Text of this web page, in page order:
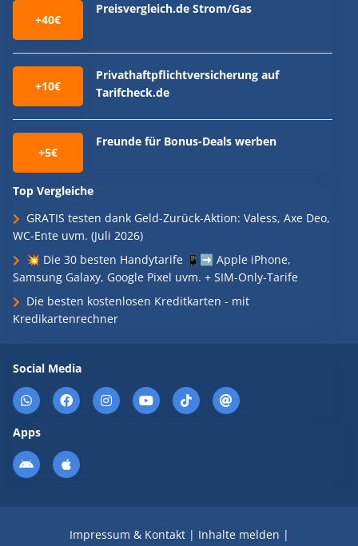
+40€
Preisvergleich.de Strom/Gas
+10€
Privathaftpflichtversicherung auf
Tarifcheck.de
+5€
Freunde für Bonus-Deals werben
Top Vergleiche
GRATIS testen dank Geld-Zurück-Aktion: Valess, Axe Deo,
WC-Ente uvm. (Juli 2026)
💥 Die 30 besten Handytarife 📱➡️ Apple iPhone,
Samsung Galaxy, Google Pixel uvm. + SIM-Only-Tarife
Die besten kostenlosen Kreditkarten - mit
Kredikartenrechner
Social Media
Apps
Impressum & Kontakt| Inhalte melden |